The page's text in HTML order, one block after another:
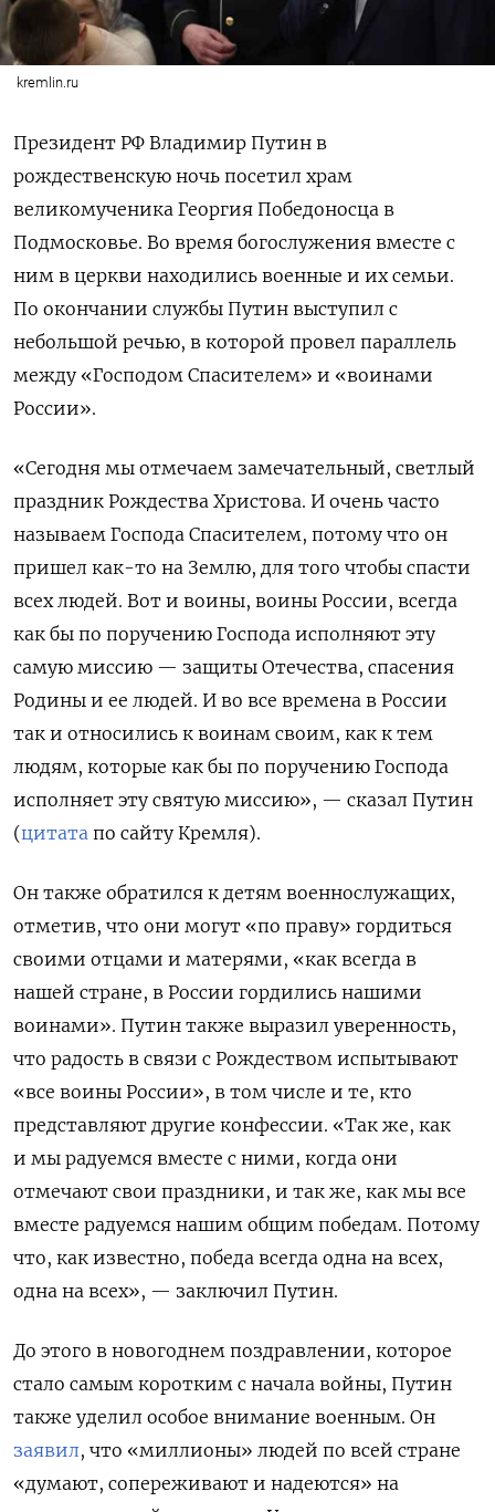
kremlin.ru
Президент РФ Владимир Путин в
рождественскую ночь посетил храм
великомученика Георгия Победоносца в
Подмосковье. Во время богослужения вместе с
ним в церкви находились военные и их семьи.
По окончании службы Путин выступил с
небольшой речью, в которой провел параллель
между «Господом Спасителем» и «воинами
России».
«Сегодня мы отмечаем замечательный, светлый
праздник Рождества Христова. И очень часто
называем Господа Спасителем, потому что он
пришел как-то на Землю, для того чтобы спасти
всех людей. Вот и воины, воины России, всегда
как бы по поручению Господа исполняют эту
самую миссию — защиты Отечества, спасения
Родины и ее людей. И во все времена в России
так и относились к воинам своим, как к тем
людям, которые как бы по поручению Господа
исполняет эту святую миссию», — сказал Путин
(цитата по сайту Кремля).
Он также обратился к детям военнослужащих,
отметив, что они могут «по праву» гордиться
своими отцами и матерями, «как всегда в
нашей стране, в России гордились нашими
воинами». Путин также выразил уверенность,
что радость в связи с Рождеством испытывают
«все воины России», в том числе и те, кто
представляют другие конфессии. «Так же, как
и мы радуемся вместе с ними, когда они
отмечают свои праздники, и так же, как мы все
вместе радуемся нашим общим победам. Потому
что, как известно, победа всегда одна на всех,
одна на всех», — заключил Путин.
До этого в новогоднем поздравлении, которое
стало самым коротким с начала войны, Путин
также уделил особое внимание военным. Он
заявил, что «миллионы» людей по всей стране
«думают, сопереживают и надеются» на